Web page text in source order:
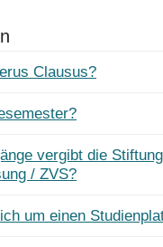
Clausus?
vergibt die
/ ZVS?
um einen